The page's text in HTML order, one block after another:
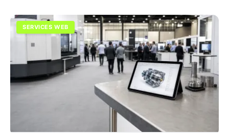
SERVICES WEB